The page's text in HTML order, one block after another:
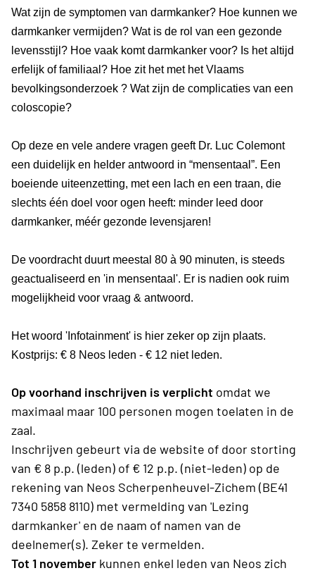
Wat zijn de symptomen van darmkanker? Hoe kunnen we
darmkanker vermijden? Wat is de rol van een gezonde
levensstijl? Hoe vaak komt darmkanker voor? Is het altijd
erfelijk of familiaal? Hoe zit het met het Vlaams
bevolkingsonderzoek ? Wat zijn de complicaties van een
coloscopie?
Op deze en vele andere vragen geeft Dr. Luc Colemont
een duidelijk en helder antwoord in “mensentaal”. Een
boeiende uiteenzetting, met een lach en een traan, die
slechts één doel voor ogen heeft: minder leed door
darmkanker, méér gezonde levensjaren!
De voordracht duurt meestal 80 à 90 minuten, is steeds
geactualiseerd en 'in mensentaal'. Er is nadien ook ruim
mogelijkheid voor vraag & antwoord.
Het woord 'Infotainment' is hier zeker op zijn plaats.
Kostprijs: € 8 Neos leden - € 12 niet leden.
Op voorhand inschrijven is verplicht omdat we
maximaal maar 100 personen mogen toelaten in de
zaal.
Inschrijven gebeurt via de website of door storting
van € 8 p.p. (leden) of € 12 p.p. (niet-leden) op de
rekening van Neos Scherpenheuvel-Zichem (BE41
7340 5858 8110) met vermelding van 'Lezing
darmkanker' en de naam of namen van de
deelnemer(s). Zeker te vermelden.
Tot 1 november kunnen enkel leden van Neos zich